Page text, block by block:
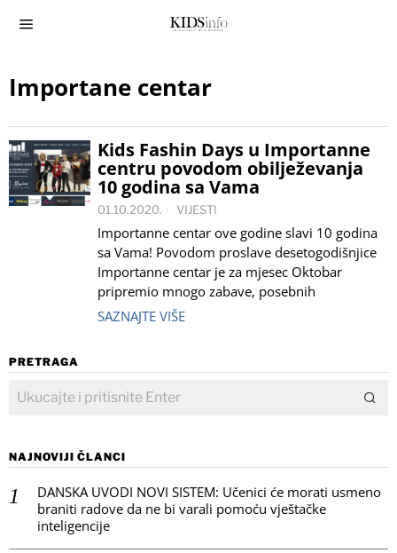
Importane centar
Kids Fashin Days u Importanne
centru povodom obilježevanja
10 godina sa Vama
01.10.2020. VIJESTI
Importanne centar ove godine slavi 10 godina
sa Vama! Povodom proslave desetogodišnjice
Importanne centar je za mjesec Oktobar
pripremio mnogo zabave, posebnih
SAZNAJTE VIŠE
PRETRAGA
NAJNOVIJI ČLANCI
DANSKA UVODI NOVI SISTEM: Učenici će morati usmeno
braniti radove da ne bi varali pomoću vještačke
inteligencije